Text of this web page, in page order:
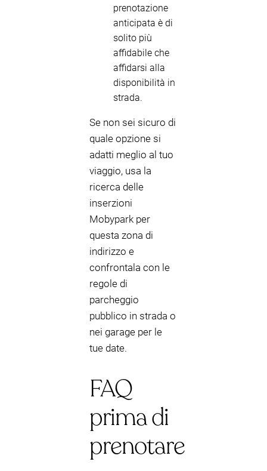
prenotazione
anticipata è di
solito più
affidabile che
affidarsi alla
disponibilità in
strada.
Se non sei sicuro di
quale opzione si
adatti meglio al tuo
viaggio, usa la
ricerca delle
inserzioni
Mobypark per
questa zona di
indirizzo e
confrontala con le
regole di
parcheggio
pubblico in strada o
nei garage per le
tue date.
FAQ
prima di
prenotare